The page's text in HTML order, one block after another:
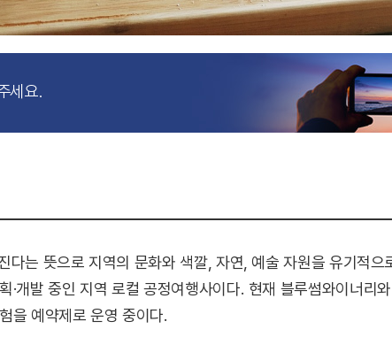
세요.
다는 뜻으로 지역의 문화와 색깔, 자연, 예술 자원을 유기적
·개발 중인 지역 로컬 공정여행사이다. 현재 블루썸와이너리
을 예약제로 운영 중이다.